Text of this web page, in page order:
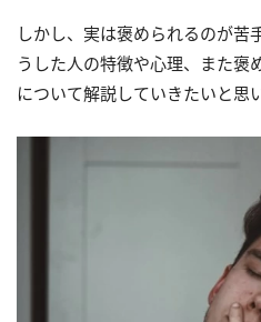
しかし、実は褒められるのが苦
うした人の特徴や心理、また褒
について解説していきたいと思